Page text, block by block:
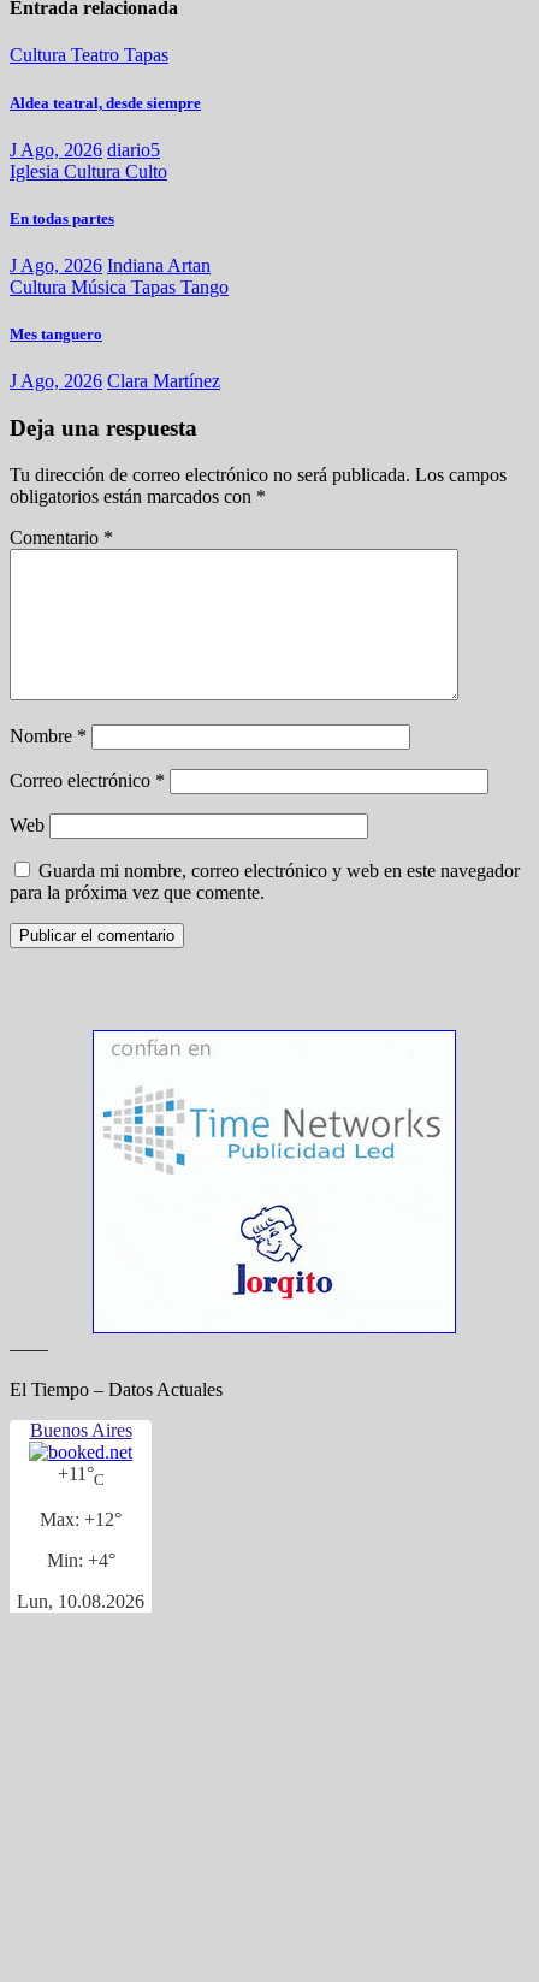
Entrada relacionada
Cultura Teatro Tapas
Aldea teatral, desde siempre
J Ago, 2026 diario5
Iglesia Cultura Culto
En todas partes
J Ago, 2026 Indiana Artan
Cultura Música Tapas Tango
Mes tanguero
J Ago, 2026 Clara Martínez
Deja una respuesta
Tu dirección de correo electrónico no será publicada. Los campos
obligatorios están marcados con *
Comentario *
Nombre *
Correo electrónico *
Web
Guarda mi nombre, correo electrónico y web en este navegador
para la próxima vez que comente.
——
El Tiempo – Datos Actuales
Buenos Aires
+11°C
Max: +12°
Min: +4°
Lun, 10.08.2026